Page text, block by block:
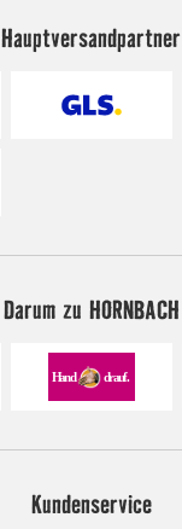
Hauptversandpartner
Darum zu HORNBACH
Kundenservice